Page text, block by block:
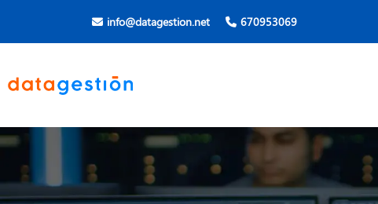
info@datagestion.net 670953069